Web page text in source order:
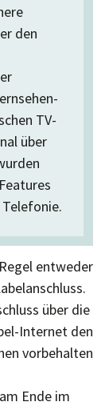
den
TV-
über
entweder
über die
Internet den
vorbehalten
Ende im